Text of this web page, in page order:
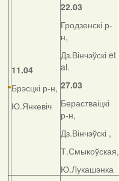
11.04
Брэсцкі р-н,
Ю.Янкевіч
22.03
Гродзенскі р-
н,
Дз.Вінчэўскі et
al.
27.03
Берастваіцкі
р-н,
Дз.Вінчэўскі ,
Т.Смыкоўская,
Ю.Лукашэнка